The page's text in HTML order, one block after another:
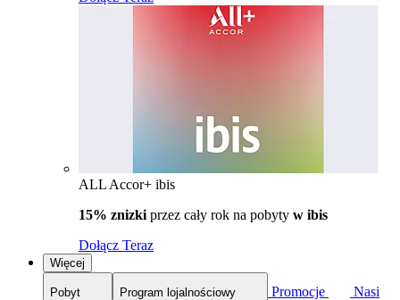
ALL Accor+ ibis
15% znizki przez cały rok na pobyty w ibis
Dołącz Teraz
Więcej
Pobyt Program lojalnościowy Promocje
Nasi